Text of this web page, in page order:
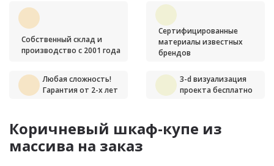
Собственный склад и
производство с 2001 года
Сертифицированные
материалы известных
брендов
Любая сложность!
Гарантия от 2-х лет
3-d визуализация
проекта бесплатно
Коричневый шкаф-купе из
массива на заказ